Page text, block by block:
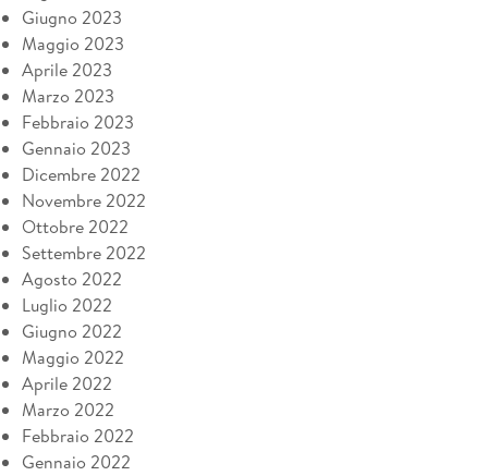
Giugno 2023
Maggio 2023
Aprile 2023
Marzo 2023
Febbraio 2023
Gennaio 2023
Dicembre 2022
Novembre 2022
Ottobre 2022
Settembre 2022
Agosto 2022
Luglio 2022
Giugno 2022
Maggio 2022
Aprile 2022
Marzo 2022
Febbraio 2022
Gennaio 2022